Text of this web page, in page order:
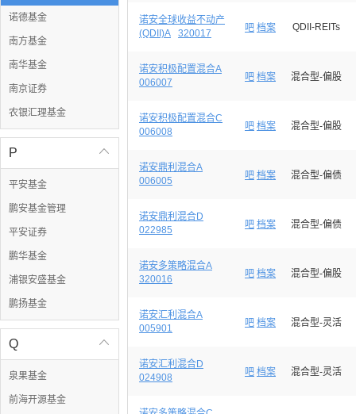
诺德基金
南方基金
南华基金
南京证券
农银汇理基金

P
平安基金
鹏安基金管理
平安证券
鹏华基金
浦银安盛基金
鹏扬基金

Q
泉果基金
前海开源基金
诺安全球收益不动产
(QDII)A
320017 吧 档案 QDII-REITs
诺安积极配置混合A
006007
吧 档案 混合型-偏股
诺安积极配置混合C
006008
吧 档案 混合型-偏股
诺安鼎利混合A
006005
吧 档案 混合型-偏债
诺安鼎利混合D
022985
吧 档案 混合型-偏债
诺安多策略混合A
320016
吧 档案 混合型-偏股
诺安汇利混合A
005901
吧 档案 混合型-灵活
诺安汇利混合D
024908
吧 档案 混合型-灵活